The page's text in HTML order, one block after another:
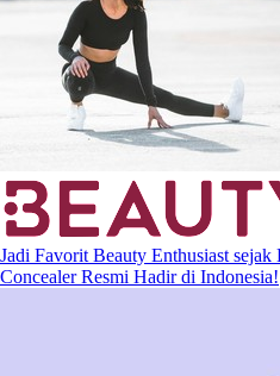
Jadi Favorit Beauty Enthusiast sejak
Concealer Resmi Hadir di Indonesia!